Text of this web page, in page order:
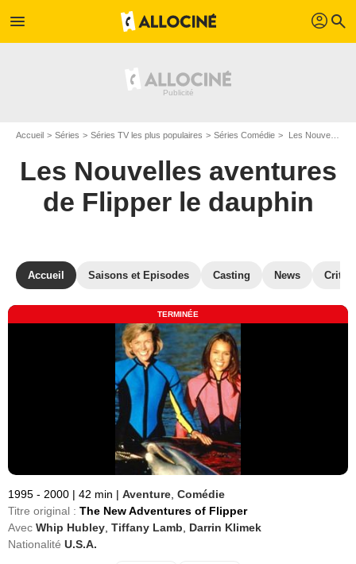
menu profil search
Accueil Séries Séries TV les plus populaires Séries Comédie Les Nouvelles aventures de Flipper le dauphin
Les Nouvelles aventures
de Flipper le dauphin
Accueil Saisons et Episodes Casting News
TERMINÉE
1995 - 2000 | 42 min | Aventure Comédie
Titre original : The New Adventures of Flipper
Avec Whip Hubley Tiffany Lamb
Darrin Klimek
Nationalité U.S.A.